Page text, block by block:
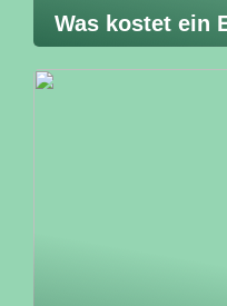
Was kostet ein